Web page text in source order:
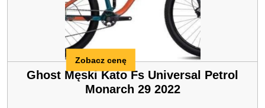
Ghost Męski Kato Fs Universal Petrol
Monarch 29 2022
Zobacz cenę